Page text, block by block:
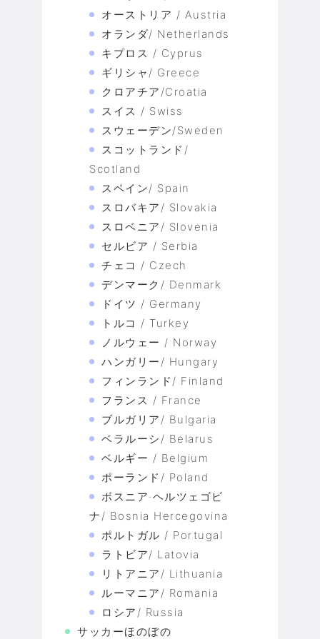
オーストリア / Austria
オランダ/ Netherlands
キプロス / Cyprus
ギリシャ/ Greece
クロアチア/Croatia
スイス / Swiss
スウェーデン/Sweden
スコットランド/
Scotland
スペイン/ Spain
スロバキア/ Slovakia
スロベニア/ Slovenia
セルビア / Serbia
チェコ / Czech
デンマーク/ Denmark
ドイツ / Germany
トルコ / Turkey
ノルウェー / Norway
ハンガリー/ Hungary
フィンランド/ Finland
フランス / France
ブルガリア/ Bulgaria
ベラルーシ/ Belarus
ベルギー / Belgium
ポーランド/ Poland
ボスニア·ヘルツェゴビ
ナ/ Bosnia Hercegovina
ポルトガル / Portugal
ラトビア/ Latovia
リトアニア/ Lithuania
ルーマニア/ Romania
ロシア/ Russia
サッカーほのぼの